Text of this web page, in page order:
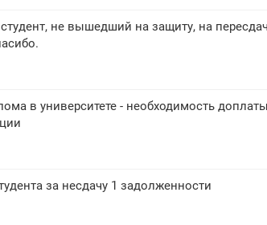
не вышедший на защиту, на
в университете - необходимость
за несдачу 1 задолженности